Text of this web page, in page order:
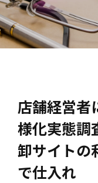
店舗経営者
様化実態調
卸サイトの
で仕入れ